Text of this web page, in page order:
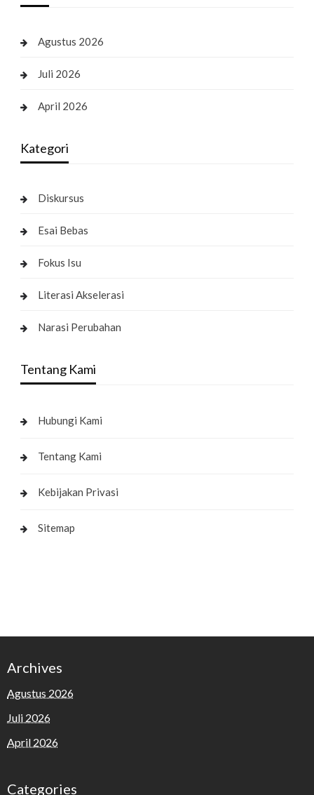
Agustus 2026
Juli 2026
April 2026
Kategori
Diskursus
Esai Bebas
Fokus Isu
Literasi Akselerasi
Narasi Perubahan
Tentang Kami
Hubungi Kami
Tentang Kami
Kebijakan Privasi
Sitemap
Archives
Agustus 2026
Juli 2026
April 2026
Categories